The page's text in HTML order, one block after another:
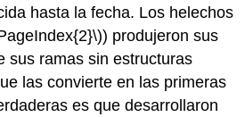
hasta la fecha. Los helechos
) produjeron sus
sus ramas sin estructuras
las convierte en las primeras
es que desarrollaron